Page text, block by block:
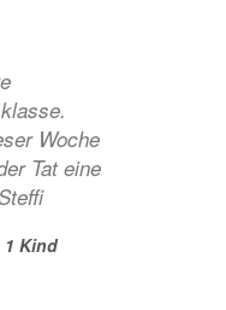
Woche
Tat eine
1 Kind